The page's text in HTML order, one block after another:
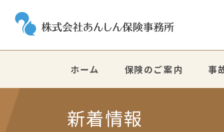
ホーム 保険のご案内 事
新着情報